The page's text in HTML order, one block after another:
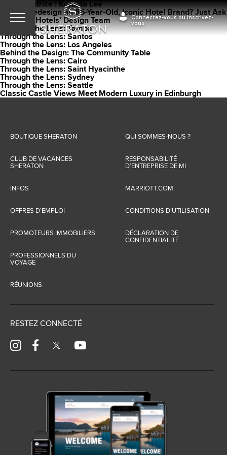
Connectez-vous ou inscrivez-
vous
Auteur/autrice :Korinda Lee
How to Redesign an 85-Year-Old, Iconic Hotel Brand? Just Ask
Sheraton Hotels’ Design Team
Through the Lens: Tampa
Through the Lens: Santos
Through the Lens: Los Angeles
Behind the Design: The Community Table
Through the Lens: Cairo
Through the Lens: Saint Hyacinthe
Through the Lens: Sydney
Through the Lens: Seattle
Classic Castle Views Meet Modern Luxury in Edinburgh
BOUTIQUE SHERATON
CLUB DE VACANCES
SHERATON
INFOS
OFFRES D’EMPLOI
PROMOTEURS IMMOBILIERS
PROFESSIONNELS DU
VOYAGE
RÉUNIONS
QUI SOMMES-NOUS ?
RESPONSABILITÉ
D’ENTREPRISE DE MI
MARRIOTT.COM
CONDITIONS D’UTILISATION
DÉCLARATION DE
CONFIDENTIALITÉ
RESTEZ CONNECTÉ